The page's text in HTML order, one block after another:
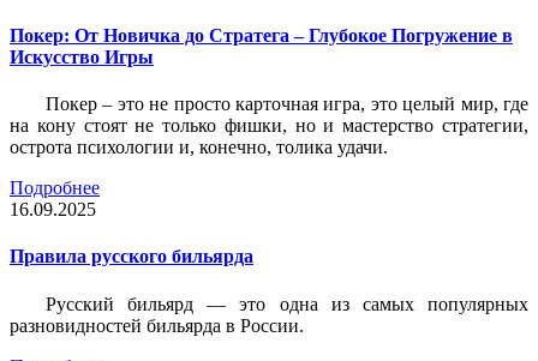
Покер: От Новичка до Стратега – Глубокое Погружение в
Искусство Игры
Покер – это не просто карточная игра, это целый мир, где
на кону стоят не только фишки, но и мастерство стратегии,
острота психологии и, конечно, толика удачи.
Подробнее
16.09.2025
Правила русского бильярда
Русский бильярд — это одна из самых популярных
разновидностей бильярда в России.